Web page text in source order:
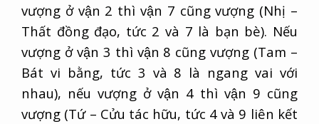
vượng ở vận 2 thì vận 7 cũng vượng (Nhị –
Thất đồng đạo, tức 2 và 7 là bạn bè). Nếu
vượng ở vận 3 thì vận 8 cũng vượng (Tam –
Bát vi bằng, tức 3 và 8 là ngang vai với
nhau), nếu vượng ở vận 4 thì vận 9 cũng
vượng (Tứ – Cửu tác hữu, tức 4 và 9 liên kết